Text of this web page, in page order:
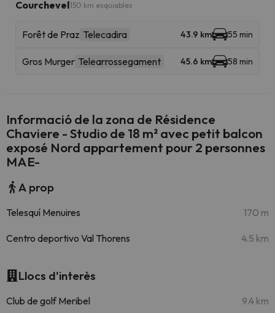
Courchevel150 km esquiables
Forêt de Praz Telecadira 43.9 km 55 min
Gros Murger Telearrossegament 45.6 km 58 min
Informació de la zona de Résidence
Chaviere - Studio de 18 m² avec petit balcon
exposé Nord appartement pour 2 personnes
MAE-
A prop
Telesquí Menuires 170 m
Centro deportivo Val Thorens 4.5 km
Llocs d'interès
Club de golf Meribel 9.4 km